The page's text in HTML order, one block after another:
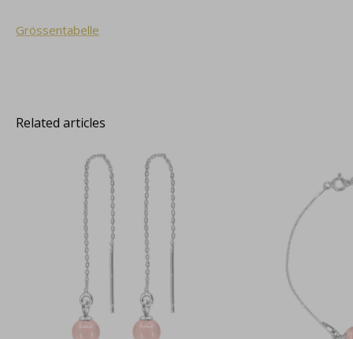
Grössentabelle
Related articles